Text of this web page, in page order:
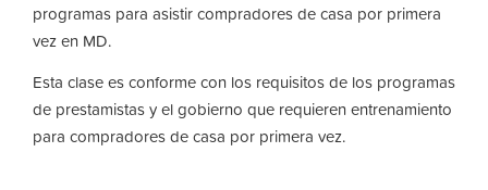
programas para asistir compradores de casa por primera
vez en MD.
Esta clase es conforme con los requisitos de los programas
de prestamistas y el gobierno que requieren entrenamiento
para compradores de casa por primera vez.